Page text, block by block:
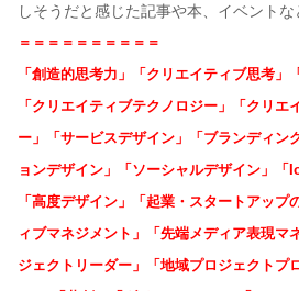
しそうだと感じた記事や本、イベントな
＝＝＝＝＝＝＝＝＝＝
「創造的思考力」「クリエイティブ思考」
「クリエイティブテクノロジー」「クリエ
ー」「サービスデザイン」「ブランディン
ョンデザイン」「ソーシャルデザイン」「
「高度デザイン」「起業・スタートアップ
ィブマネジメント」「先端メディア表現マ
ジェクトリーダー」「地域プロジェクトプ